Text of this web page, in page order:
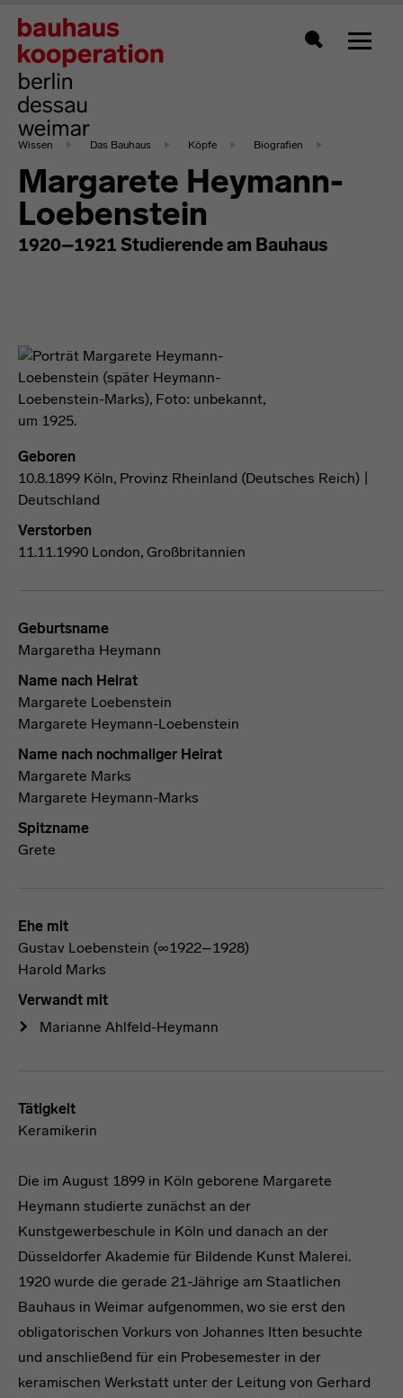
Zeigt
Wissen Das Bauhaus Köpfe Biografien
Margarete Heymann-
Loebenstein
1920–1921 Studierende am Bauhaus
Geboren
10.8.1899 Köln, Provinz Rheinland (Deutsches Reich) |
Deutschland
Verstorben
11.11.1990 London, Großbritannien
Geburtsname
Margaretha Heymann
Name nach Heirat
Margarete Loebenstein
Margarete Heymann-Loebenstein
Name nach nochmaliger Heirat
Margarete Marks
Margarete Heymann-Marks
Spitzname
Grete
Ehe mit
Gustav Loebenstein (∞1922–1928)
Harold Marks
Verwandt mit
Marianne Ahlfeld-Heymann
Tätigkeit
Keramikerin
Die im August 1899 in Köln geborene Margarete
Heymann studierte zunächst an der
Kunstgewerbeschule in Köln und danach an der
Düsseldorfer Akademie für Bildende Kunst Malerei.
1920 wurde die gerade 21-Jährige am Staatlichen
Bauhaus in Weimar aufgenommen, wo sie erst den
obligatorischen Vorkurs von Johannes Itten besuchte
und anschließend für ein Probesemester in der
keramischen Werkstatt unter der Leitung von Gerhard